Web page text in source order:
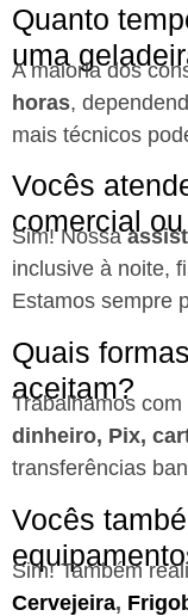
Quanto
uma
A maioria dos
horas,
mais técnicos
Vocês
comercial
Sim! Nossa
inclusive à noite,
Estamos sempre
Quais
aceitam?
Trabalhamos
dinheiro, Pix,
transferências
Vocês
Sim! Também
Cervejeira,